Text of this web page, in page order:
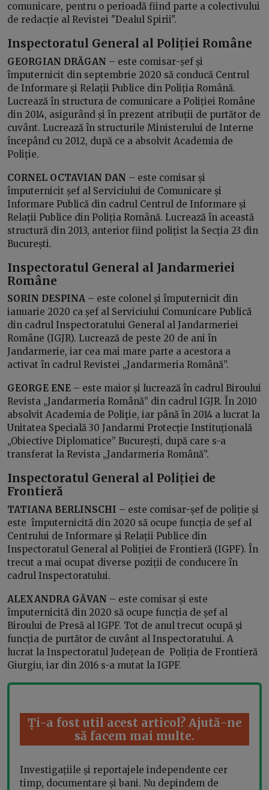
comunicare, pentru o perioadă fiind parte a colectivului
de redacție al Revistei "Dealul Spirii".
Inspectoratul General al Poliției Române
GEORGIAN DRĂGAN – este comisar-șef și
împuternicit din septembrie 2020 să conducă Centrul
de Informare și Relații Publice din Poliția Română.
Lucrează în structura de comunicare a Poliției Române
din 2014, asigurând și în prezent atribuții de purtător de
cuvânt. Lucrează în structurile Ministerului de Interne
începând cu 2012, după ce a absolvit Academia de
Poliție.
CORNEL OCTAVIAN DAN – este comisar și
împuternicit șef al Serviciului de Comunicare și
Informare Publică din cadrul Centrul de Informare și
Relații Publice din Poliția Română. Lucrează în această
structură din 2013, anterior fiind polițist la Secția 23 din
București.
Inspectoratul General al Jandarmeriei
Române
SORIN DESPINA – este colonel și împuternicit din
ianuarie 2020 ca șef al Serviciului Comunicare Publică
din cadrul Inspectoratului General al Jandarmeriei
Române (IGJR). Lucrează de peste 20 de ani în
Jandarmerie, iar cea mai mare parte a acestora a
activat în cadrul Revistei „Jandarmeria Română”.
GEORGE ENE – este maior și lucrează în cadrul Biroului
Revista „Jandarmeria Română” din cadrul IGJR. În 2010
absolvit Academia de Poliţie, iar până în 2014 a lucrat la
Unitatea Specială 30 Jandarmi Protecție Instituțională
„Obiective Diplomatice” București, după care s-a
transferat la Revista „Jandarmeria Română”.
Inspectoratul General al Poliției de
Frontieră
TATIANA BERLINSCHI – este comisar-șef de poliție și
este împuternicită din 2020 să ocupe funcția de șef al
Centrului de Informare și Relații Publice din
Inspectoratul General al Poliției de Frontieră (IGPF). În
trecut a mai ocupat diverse poziții de conducere în
cadrul Inspectoratului.
ALEXANDRA GĂVAN – este comisar și este
împuternicită din 2020 să ocupe funcția de șef al
Biroului de Presă al IGPF. Tot de anul trecut ocupă și
funcția de purtător de cuvânt al Inspectoratului. A
lucrat la Inspectoratul Județean de Poliția de Frontieră
Giurgiu, iar din 2016 s-a mutat la IGPF.
Ți-a fost util acest articol? Ajută-ne
să facem mai multe.
Investigațiile și reportajele independente cer
timp, documentare și bani. Nu depindem de